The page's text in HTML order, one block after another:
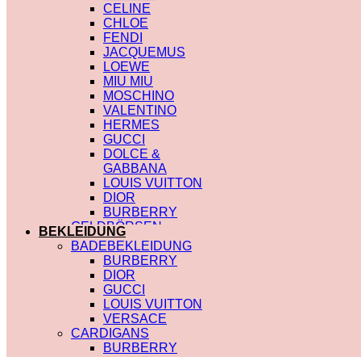
CELINE
CHLOE
FENDI
JACQUEMUS
LOEWE
MIU MIU
MOSCHINO
VALENTINO
HERMES
GUCCI
DOLCE &
GABBANA
LOUIS VUITTON
DIOR
BURBERRY
GELDBÖRSEN
SAINT LAURENT
PRADA
HERMES
GUCCI
DIOR
CHLOE
FENDI
JACQUEMUS
BEKLEIDUNG
BADEBEKLEIDUNG
BURBERRY
DIOR
GUCCI
LOUIS VUITTON
VERSACE
CARDIGANS
BURBERRY